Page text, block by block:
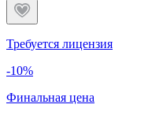
Требуется лицензия
-10%
Финальная цена